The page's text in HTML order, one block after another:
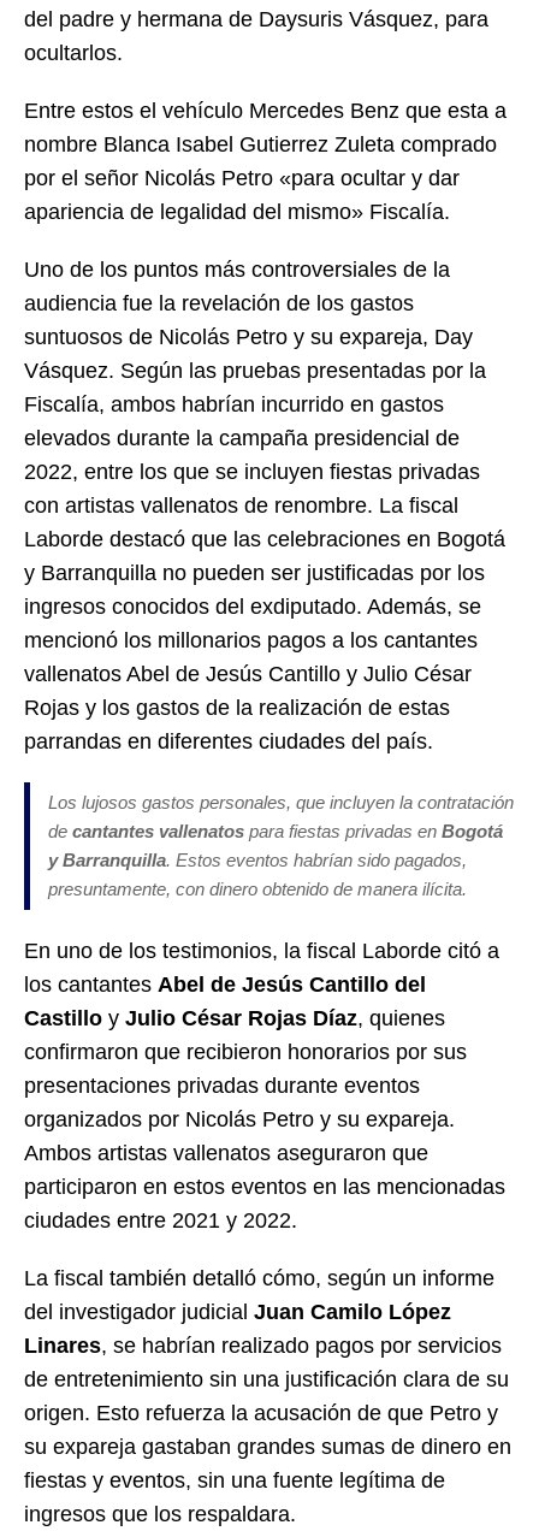
del padre y hermana de Daysuris Vásquez, para
ocultarlos.
Entre estos el vehículo Mercedes Benz que esta a
nombre Blanca Isabel Gutierrez Zuleta comprado
por el señor Nicolás Petro «para ocultar y dar
apariencia de legalidad del mismo» Fiscalía.
Uno de los puntos más controversiales de la
audiencia fue la revelación de los gastos
suntuosos de Nicolás Petro y su expareja, Day
Vásquez. Según las pruebas presentadas por la
Fiscalía, ambos habrían incurrido en gastos
elevados durante la campaña presidencial de
2022, entre los que se incluyen fiestas privadas
con artistas vallenatos de renombre. La fiscal
Laborde destacó que las celebraciones en Bogotá
y Barranquilla no pueden ser justificadas por los
ingresos conocidos del exdiputado. Además, se
mencionó los millonarios pagos a los cantantes
vallenatos Abel de Jesús Cantillo y Julio César
Rojas y los gastos de la realización de estas
parrandas en diferentes ciudades del país.
Los lujosos gastos personales, que incluyen la contratación
de cantantes vallenatos para fiestas privadas en Bogotá
y Barranquilla. Estos eventos habrían sido pagados,
presuntamente, con dinero obtenido de manera ilícita.
En uno de los testimonios, la fiscal Laborde citó a
los cantantes Abel de Jesús Cantillo del
Castillo y Julio César Rojas Díaz, quienes
confirmaron que recibieron honorarios por sus
presentaciones privadas durante eventos
organizados por Nicolás Petro y su expareja.
Ambos artistas vallenatos aseguraron que
participaron en estos eventos en las mencionadas
ciudades entre 2021 y 2022.
La fiscal también detalló cómo, según un informe
del investigador judicial Juan Camilo López
Linares, se habrían realizado pagos por servicios
de entretenimiento sin una justificación clara de su
origen. Esto refuerza la acusación de que Petro y
su expareja gastaban grandes sumas de dinero en
fiestas y eventos, sin una fuente legítima de
ingresos que los respaldara.